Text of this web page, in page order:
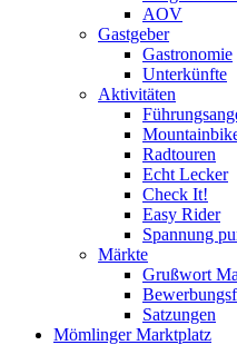
AOV
Gastgeber
Gastronomie
Unterkünfte
Aktivitäten
Radtouren
Echt Lecker
Check It!
Easy Rider
Spannung
Märkte
Grußwort
Satzungen
Mömlinger Marktplatz